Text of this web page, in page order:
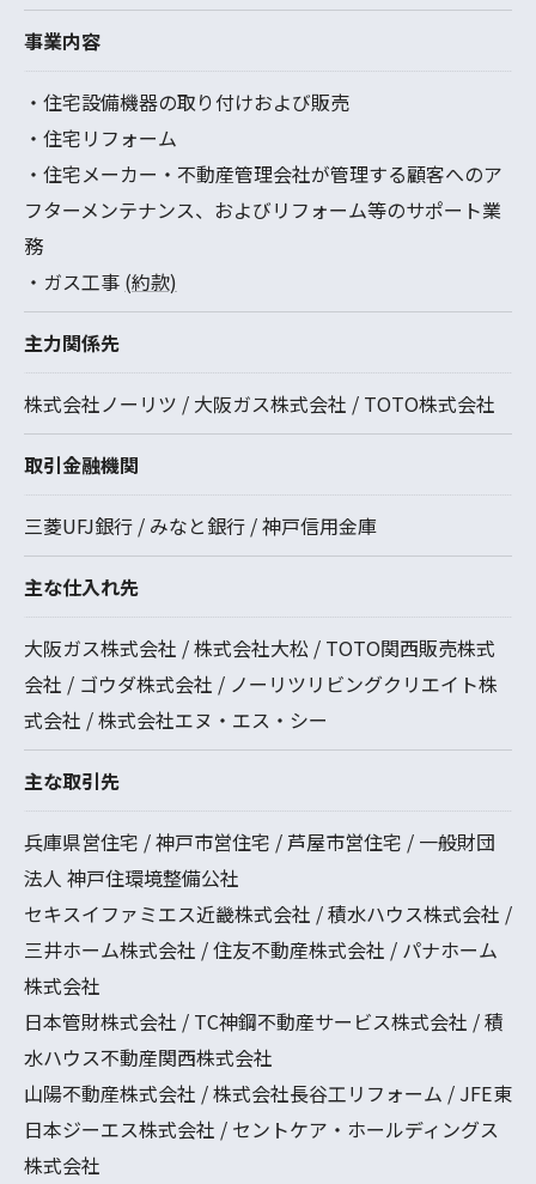
事業内容
・住宅設備機器の取り付けおよび販売
・住宅リフォーム
・住宅メーカー・不動産管理会社が管理する顧客へのア
フターメンテナンス、およびリフォーム等のサポート業
務
・ガス工事 (約款)
主力関係先
株式会社ノーリツ / 大阪ガス株式会社 / TOTO株式会社
取引金融機関
三菱UFJ銀行 / みなと銀行 / 神戸信用金庫
主な仕入れ先
大阪ガス株式会社 / 株式会社大松 / TOTO関西販売株式
会社 / ゴウダ株式会社 / ノーリツリビングクリエイト株
式会社 / 株式会社エヌ・エス・シー
主な取引先
兵庫県営住宅 / 神戸市営住宅 / 芦屋市営住宅 / 一般財団
法人 神戸住環境整備公社
セキスイファミエス近畿株式会社 / 積水ハウス株式会社 /
三井ホーム株式会社 / 住友不動産株式会社 / パナホーム
株式会社
日本管財株式会社 / TC神鋼不動産サービス株式会社 / 積
水ハウス不動産関西株式会社
山陽不動産株式会社 / 株式会社長谷工リフォーム / JFE東
日本ジーエス株式会社 / セントケア・ホールディングス
株式会社